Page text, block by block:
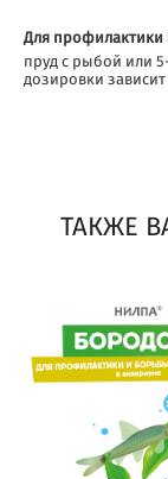
Для профилактики
пруд с рыбой или
дозировки
ТАКЖЕ